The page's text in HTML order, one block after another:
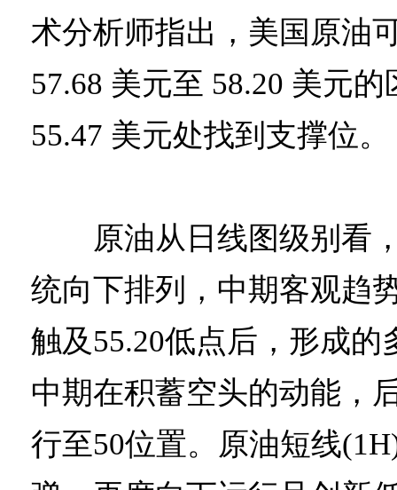
术分析师指出，美国原油
57.68 美元至 58.20 美元
55.47 美元处找到支撑位。
原油从日线图级别看，
统向下排列，中期客观趋
触及55.20低点后，形成的
中期在积蓄空头的动能，
行至50位置。原油短线